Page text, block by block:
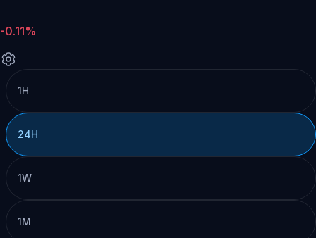
-0.11%
1H
24H
1W
1M